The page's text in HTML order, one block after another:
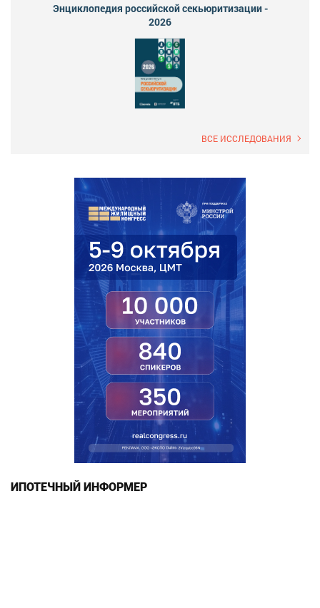
Энциклопедия российской секьюритизации -
2026
ВСЕ ИССЛЕДОВАНИЯ
ИПОТЕЧНЫЙ ИНФОРМЕР